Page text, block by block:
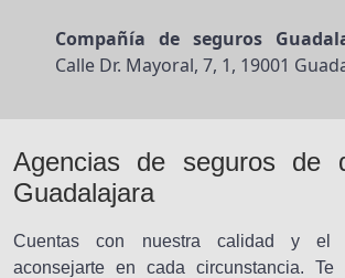
Compañía de seguros
Calle Dr. Mayoral, 7, 1, 19001
Agencias de seguros de
Guadalajara
Cuentas con nuestra calidad y el
aconsejarte en cada circunstancia.